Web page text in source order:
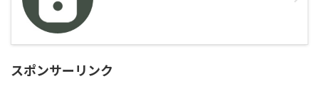
スポンサーリンク